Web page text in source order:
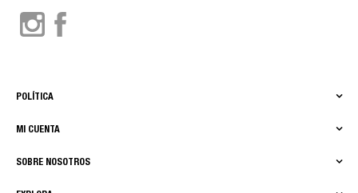
SOBRE NOSOTROS
MI CUENTA
POLÍTICA